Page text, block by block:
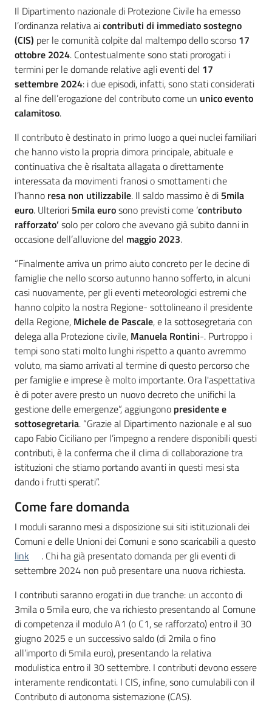
Introduzione
Il Dipartimento nazionale di Protezione Civile ha emesso
l’ordinanza relativa aicontributi di immediato sostegno
(CIS) per le comunità colpite dal maltempo dello scorso 17
ottobre 2024. Contestualmente sono stati prorogati i
termini per le domande relative agli eventi del 17
settembre 2024: i due episodi, infatti, sono stati considerati
al fine dell’erogazione del contributo come un unico evento
calamitoso.
Il contributo è destinato in primo luogo a quei nuclei familiari
che hanno visto la propria dimora principale, abituale e
continuativa che è risaltata allagata o direttamente
interessata da movimenti franosi o smottamenti che
l’hanno resa non utilizzabile. Il saldo massimo è di 5mila
euro. Ulteriori 5mila eurosono previsti come ‘contributo
rafforzato’solo per coloro che avevano già subito danni in
occasione dell’alluvione del maggio 2023.
“Finalmente arriva un primo aiuto concreto per le decine di
famiglie che nello scorso autunno hanno sofferto, in alcuni
casi nuovamente, per gli eventi meteorologici estremi che
hanno colpito la nostra Regione- sottolineano il presidente
della Regione, Michele de Pascale, e la sottosegretaria con
delega alla Protezione civile, Manuela Rontini-. Purtroppo i
tempi sono stati molto lunghi rispetto a quanto avremmo
voluto, ma siamo arrivati al termine di questo percorso che
per famiglie e imprese è molto importante. Ora l'aspettativa
è di poter avere presto un nuovo decreto che unifichi la
gestione delle emergenze”, aggiungono presidente e
sottosegretaria. “Grazie al Dipartimento nazionale e al suo
capo Fabio Ciciliano per l’impegno a rendere disponibili questi
contributi, è la conferma che il clima di collaborazione tra
istituzioni che stiamo portando avanti in questi mesi sta
dando i frutti sperati”.
Come fare domanda
I moduli saranno mesi a disposizione sui siti istituzionali dei
Comuni e delle Unioni dei Comuni e sono scaricabili a questo
link
. Chi ha già presentato domanda per gli eventi di
settembre 2024 non può presentare una nuova richiesta.
I contributi saranno erogati in due tranche: un acconto di
3mila o 5mila euro, che va richiesto presentando al Comune
di competenza il modulo A1 (o C1, se rafforzato) entro il 30
giugno 2025 e un successivo saldo (di 2mila o fino
all’importo di 5mila euro), presentando la relativa
modulistica entro il 30 settembre. I contributi devono essere
interamente rendicontati. I CIS, infine, sono cumulabili con il
Contributo di autonoma sistemazione (CAS).